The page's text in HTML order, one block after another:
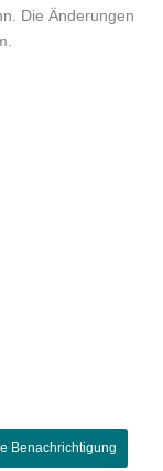
Die Änderungen
Benachrichtigung